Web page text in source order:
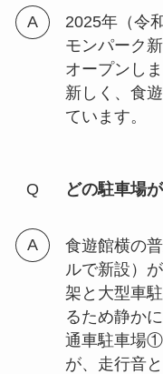
2025年（令
モンパーク
オープンし
新しく、食
ています。
どの駐車場
食遊館横の
ルで新設）
架と大型車
るため静か
通車駐車場①
が、走行音